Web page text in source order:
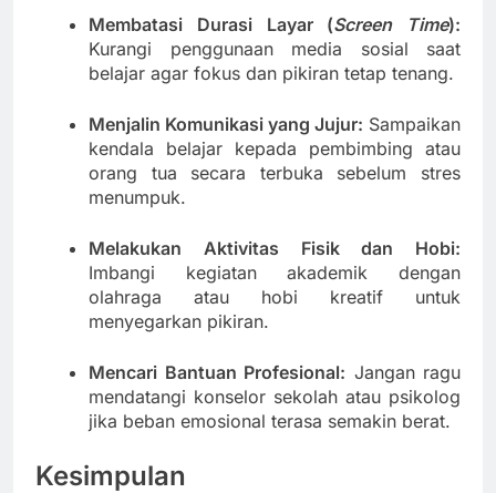
Membatasi Durasi Layar (Screen Time):
Kurangi penggunaan media sosial saat
belajar agar fokus dan pikiran tetap tenang.
Menjalin Komunikasi yang Jujur: Sampaikan
kendala belajar kepada pembimbing atau
orang tua secara terbuka sebelum stres
menumpuk.
Melakukan Aktivitas Fisik dan Hobi:
Imbangi kegiatan akademik dengan
olahraga atau hobi kreatif untuk
menyegarkan pikiran.
Mencari Bantuan Profesional: Jangan ragu
mendatangi konselor sekolah atau psikolog
jika beban emosional terasa semakin berat.
Kesimpulan